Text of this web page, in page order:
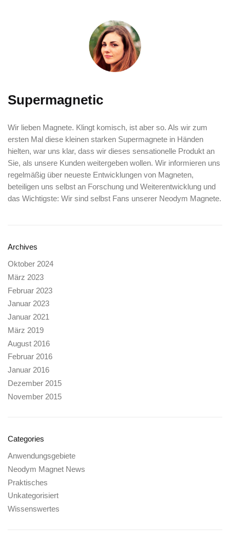
Supermagnetic
Wir lieben Magnete. Klingt komisch, ist aber so. Als wir zum
ersten Mal diese kleinen starken Supermagnete in Händen
hielten, war uns klar, dass wir dieses sensationelle Produkt an
Sie, als unsere Kunden weitergeben wollen. Wir informieren uns
regelmäßig über neueste Entwicklungen von Magneten,
beteiligen uns selbst an Forschung und Weiterentwicklung und
das Wichtigste: Wir sind selbst Fans unserer Neodym Magnete.
Archives
Oktober 2024
März 2023
Februar 2023
Januar 2023
Januar 2021
März 2019
August 2016
Februar 2016
Januar 2016
Dezember 2015
November 2015
Categories
Anwendungsgebiete
Neodym Magnet News
Praktisches
Unkategorisiert
Wissenswertes